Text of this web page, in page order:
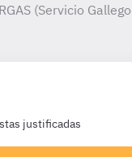
(Servicio
justificadas